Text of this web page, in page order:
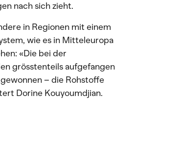
nach sich zieht.
in Regionen mit einem
wie es in Mitteleuropa
«Die bei der
grösstenteils aufgefangen
– die Rohstoffe
Dorine Kouyoumdjian.